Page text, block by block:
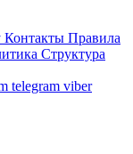
Контакты Правила
Структура
telegram viber